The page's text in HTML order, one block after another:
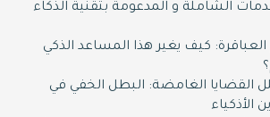
الشاملة و المدعومة بتقنية الذكاء
كيف يغير هذا المساعد الذكي
القضايا الغامضة: البطل الخفي في